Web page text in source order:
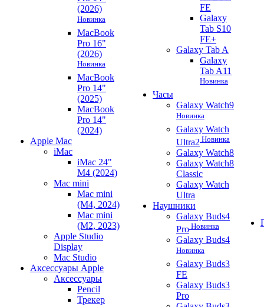
(2026)
Новинка
MacBook
Pro 16"
(2026)
Новинка
MacBook
Pro 14"
(2025)
MacBook
Pro 14"
(2024)
Apple Mac
iMac
iMac 24"
M4 (2024)
Mac mini
Mac mini
(M4, 2024)
Mac mini
(M2, 2023)
Apple Studio
Display
Mac Studio
Аксессуары Apple
Аксессуары
Pencil
Трекер
FE
Galaxy
Tab S10
FE+
Galaxy Tab A
Galaxy
Tab A11
Новинка
Часы
Galaxy Watch9
Новинка
Galaxy Watch
Ultra2 Новинка
Galaxy Watch8
Galaxy Watch8
Classic
Galaxy Watch
Ultra
Наушники
Galaxy Buds4
Pro Новинка
Galaxy Buds4
Новинка
Galaxy Buds3
FE
Galaxy Buds3
Pro